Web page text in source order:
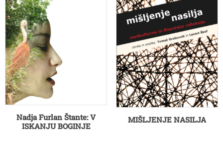
Nadja Furlan Štante: V
ISKANJU BOGINJE
MIŠLJENJE NASILJA